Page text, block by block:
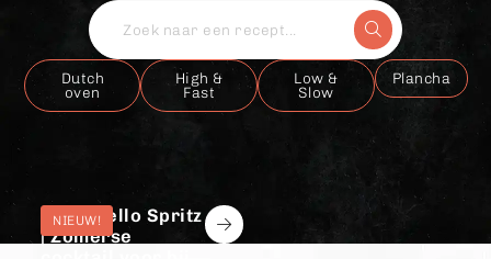
Dutch
oven
High &
Fast
Low &
Slow
Plancha
Limoncello Spritz
| Zomerse